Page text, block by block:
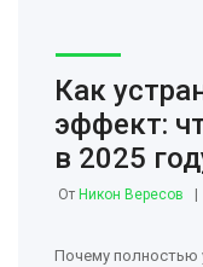
Как
эффект:
в 2025
От Никон Вересов
Почему полностью